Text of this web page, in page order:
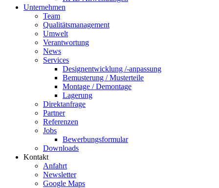
Unternehmen
Team
Qualitätsmanagement
Umwelt
Verantwortung
News
Services
Designentwicklung /-anpassung
Bemusterung / Musterteile
Montage / Demontage
Lagerung
Direktanfrage
Partner
Referenzen
Jobs
Bewerbungsformular
Downloads
Kontakt
Anfahrt
Newsletter
Google Maps